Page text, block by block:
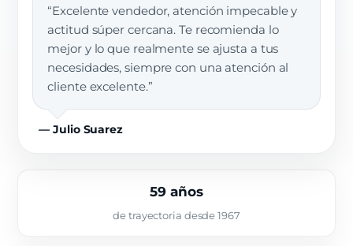
“Excelente vendedor, atención impecable y
actitud súper cercana. Te recomienda lo
mejor y lo que realmente se ajusta a tus
necesidades, siempre con una atención al
cliente excelente.”
— Julio Suarez
59 años
de trayectoria desde 1967